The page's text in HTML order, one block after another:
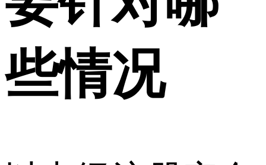
些情况